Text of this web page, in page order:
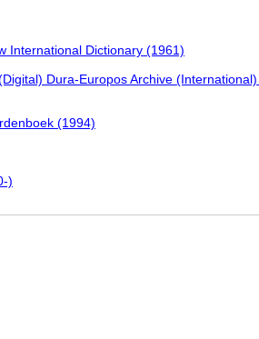
International Dictionary (1961)
Dura-Europos Archive
(1994)
)